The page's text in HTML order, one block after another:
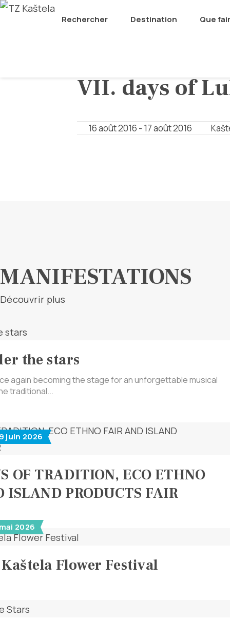
Rechercher Destination Que
VII. days of
16 août 2016 - 17 août 2016
MANIFESTATIONS
Découvrir plus
the stars
again becoming the stage for an unforgettable musical
traditional...
juin 2026
OF TRADITION, ECO ETHNO
ISLAND PRODUCTS FAIR
2026
Flower Festival